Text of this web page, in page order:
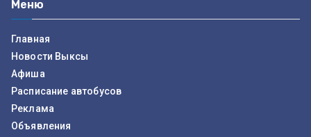
Меню
Главная
Новости Выксы
Афиша
Расписание автобусов
Реклама
Объявления